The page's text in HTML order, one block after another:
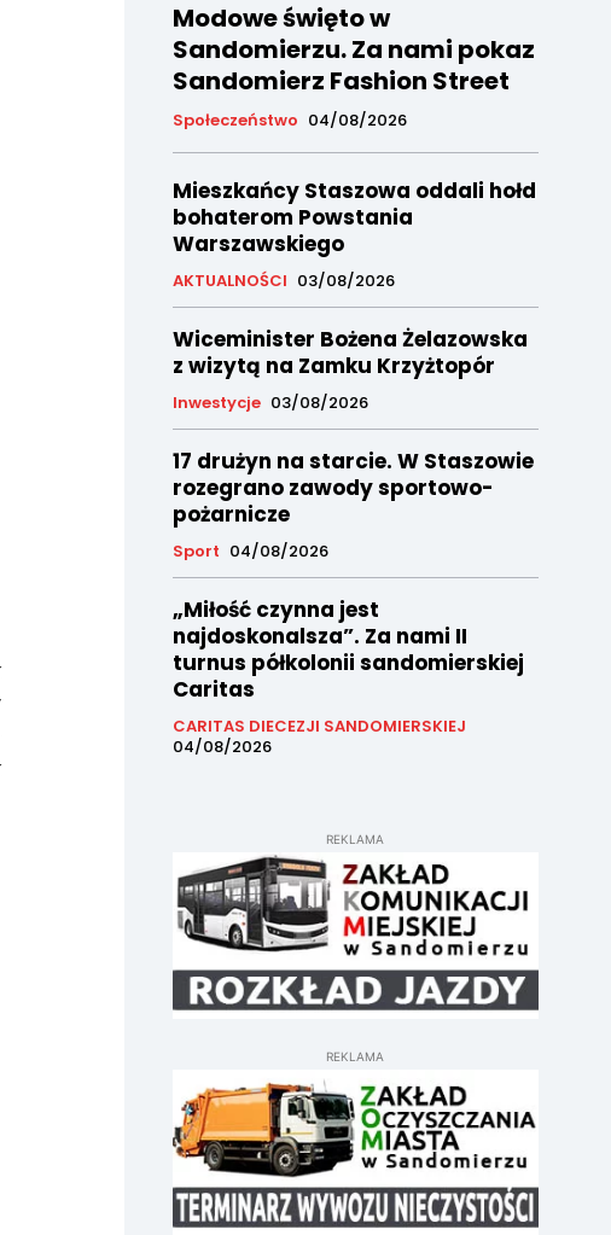
Modowe święto w
Sandomierzu. Za nami pokaz
Sandomierz Fashion Street
Społeczeństwo 04/08/2026
Mieszkańcy Staszowa oddali hołd
bohaterom Powstania
Warszawskiego
AKTUALNOŚCI 03/08/2026
Wiceminister Bożena Żelazowska
z wizytą na Zamku Krzyżtopór
Inwestycje 03/08/2026
17 drużyn na starcie. W Staszowie
rozegrano zawody sportowo-
pożarnicze
Sport 04/08/2026
„Miłość czynna jest
najdoskonalsza”. Za nami II
turnus półkolonii sandomierskiej
Caritas
CARITAS DIECEZJI SANDOMIERSKIEJ
04/08/2026
REKLAMA
REKLAMA